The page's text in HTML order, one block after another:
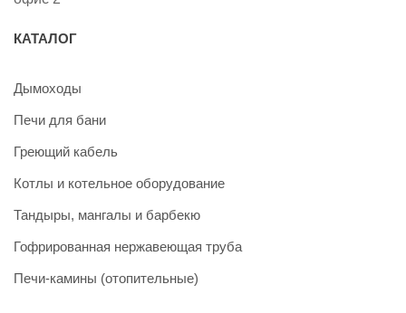
КАТАЛОГ
Дымоходы
Печи для бани
Греющий кабель
Котлы и котельное оборудование
Тандыры, мангалы и барбекю
Гофрированная нержавеющая труба
Печи-камины (отопительные)